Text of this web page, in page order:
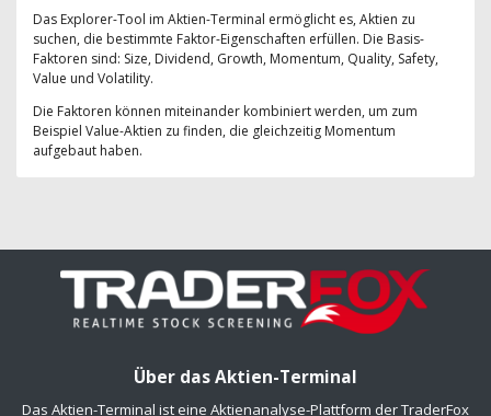
Das Explorer-Tool im Aktien-Terminal ermöglicht es, Aktien zu
suchen, die bestimmte Faktor-Eigenschaften erfüllen. Die Basis-
Faktoren sind: Size, Dividend, Growth, Momentum, Quality, Safety,
Value und Volatility.
Die Faktoren können miteinander kombiniert werden, um zum
Beispiel Value-Aktien zu finden, die gleichzeitig Momentum
aufgebaut haben.
Über das Aktien-Terminal
Das Aktien-Terminal ist eine Aktienanalyse-Plattform der TraderFox